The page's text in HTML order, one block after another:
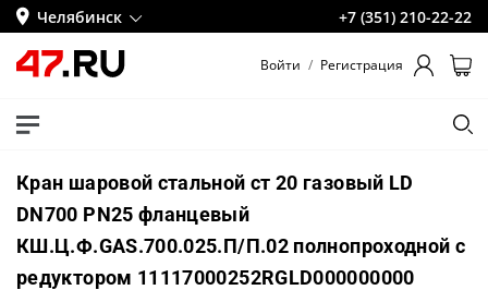
Челябинск +7 (351) 210-22-22
Войти / Регистрация
Кран шаровой стальной ст 20 газовый LD
DN700 PN25 фланцевый
КШ.Ц.Ф.GAS.700.025.П/П.02 полнопроходной с
редуктором 11117000252RGLD000000000